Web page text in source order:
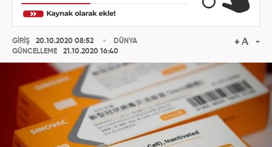
GİRİŞ
20.10.2020 08:52
GÜNCELLEME
21.10.2020 16:40
DÜNYA